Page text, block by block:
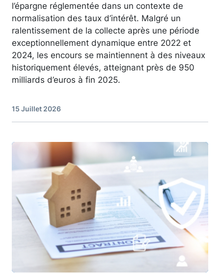
l’épargne réglementée dans un contexte de
normalisation des taux d’intérêt. Malgré un
ralentissement de la collecte après une période
exceptionnellement dynamique entre 2022 et
2024, les encours se maintiennent à des niveaux
historiquement élevés, atteignant près de 950
milliards d’euros à fin 2025.
15 Juillet 2026